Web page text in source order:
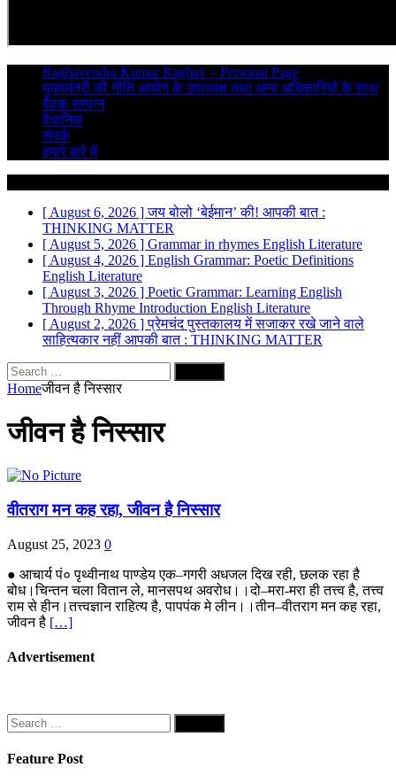
Raghavendra Kumar Raghav – Personal Page
मुख्यमंत्री की नीति आयोग के उपाध्यक्ष तथा अन्य अधिकारियों के साथ
बैठक सम्पन्न
वैधानिक
संपर्क
हमारे बारे में
[ August 6, 2026 ]जय बोलो ‘बेईमान’ की! आपकी बात :
THINKING MATTER
[ August 5, 2026 ] Grammar in rhymes English Literature
[ August 4, 2026 ] English Grammar: Poetic Definitions
English Literature
[ August 3, 2026 ] Poetic Grammar: Learning English
Through Rhyme Introduction English Literature
[ August 2, 2026 ]प्रेमचंद पुस्तकालय में सजाकर रखे जाने वाले
साहित्यकार नहीं आपकी बात : THINKING MATTER
Search
for:
Homeजीवन है निस्सार
जीवन है निस्सार
वीतराग मन कह रहा, जीवन है निस्सार
August 25, 2023 0
● आचार्य पं० पृथ्वीनाथ पाण्डेय एक–गगरी अधजल दिख रही, छलक रहा है
बोध।चिन्तन चला वितान ले, मानसपथ अवरोध।।दो–मरा-मरा ही तत्त्व है, तत्त्व
राम से हीन।तत्त्वज्ञान राहित्य है, पापपंक मे लीन।।तीन–वीतराग मन कह रहा,
जीवन है […]
Advertisement
Search
for:
Feature Post